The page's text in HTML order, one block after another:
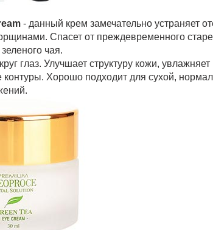
- данный крем замечательно устраняет
Спасет от преждевременного
чая.
глаз. Улучшает структуру кожи, увлажняет
контуры. Хорошо подходит для сухой,